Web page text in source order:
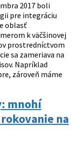
2017 boli
pre integráciu
oblasť
k väčšinovej
prostredníctvom
sa zameriava na
Napríklad
zároveň máme
mnohí
na